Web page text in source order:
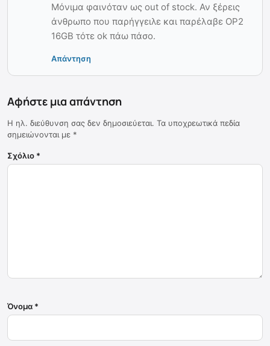
Μόνιμα φαινόταν ως out of stock. Αν ξέρεις
άνθρωπο που παρήγγειλε και παρέλαβε OP2
16GB τότε ok πάω πάσο.
Απάντηση
Αφήστε μια απάντηση
Η ηλ. διεύθυνση σας δεν δημοσιεύεται. Τα υποχρεωτικά πεδία
σημειώνονται με *
Σχόλιο *
Όνομα *